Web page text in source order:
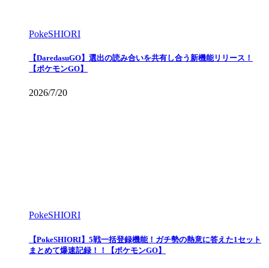
PokeSHIORI
【DaredasuGO】選出の読み合いを共有し合う新機能リリース！
【ポケモンGO】
2026/7/20
PokeSHIORI
【PokeSHIORI】5戦一括登録機能！ガチ勢の熱意に答えた1セット
まとめて爆速記録！！【ポケモンGO】